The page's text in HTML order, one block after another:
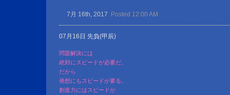
7月 16th, 2017 Posted 12:00 AM
07月16日 先負(甲辰)
問題解決には
絶対にスピードが必要だ。
だから
発想にもスピードが要る。
創造力にはスピードが